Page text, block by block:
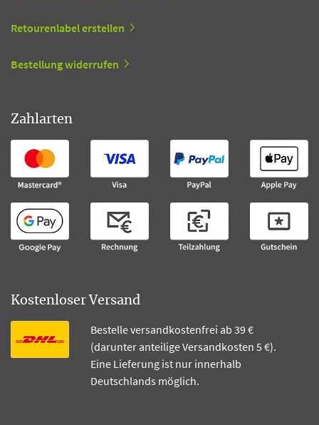
Retourenlabel erstellen
Bestellung widerrufen
Zahlarten
Kostenloser Versand
Bestelle versandkostenfrei ab 39 €
(darunter anteilige Versandkosten 5 €).
Eine Lieferung ist nur innerhalb
Deutschlands möglich.